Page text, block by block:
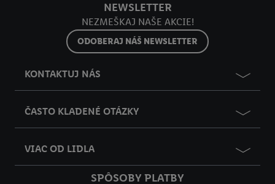
NEWSLETTER
NEZMEŠKAJ NAŠE AKCIE!
ODOBERAJ NÁŠ NEWSLETTER
KONTAKTUJ NÁS
ČASTO KLADENÉ OTÁZKY
VIAC OD LIDLA
SPÔSOBY PLATBY